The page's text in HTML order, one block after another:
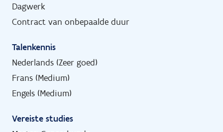
Dagwerk
Contract van onbepaalde duur
Talenkennis
Nederlands (Zeer goed)
Frans (Medium)
Engels (Medium)
Vereiste studies